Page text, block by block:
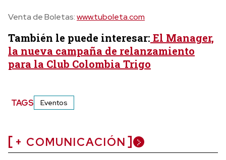
Venta de Boletas:www.tuboleta.com
También le puede interesar: El Manager,
la nueva campaña de relanzamiento
para la Club Colombia Trigo
TAGS Eventos
+ COMUNICACIÓN